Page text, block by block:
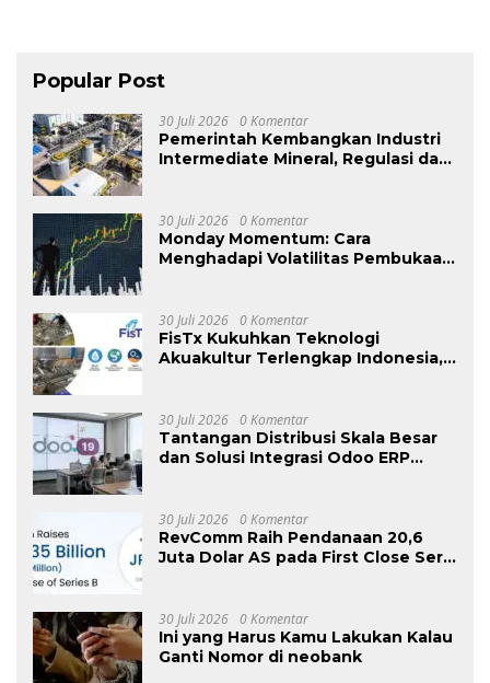
Popular Post
30 Juli 2026 0 Komentar
Pemerintah Kembangkan Industri
Intermediate Mineral, Regulasi dan
30 Juli 2026 0 Komentar
Monday Momentum: Cara
Menghadapi Volatilitas Pembukaan
30 Juli 2026 0 Komentar
FisTx Kukuhkan Teknologi
Akuakultur Terlengkap Indonesia,
30 Juli 2026 0 Komentar
Tantangan Distribusi Skala Besar
dan Solusi Integrasi Odoo ERP
30 Juli 2026 0 Komentar
RevComm Raih Pendanaan 20,6
Juta Dolar AS pada First Close Seri
30 Juli 2026 0 Komentar
Ini yang Harus Kamu Lakukan Kalau
Ganti Nomor di neobank